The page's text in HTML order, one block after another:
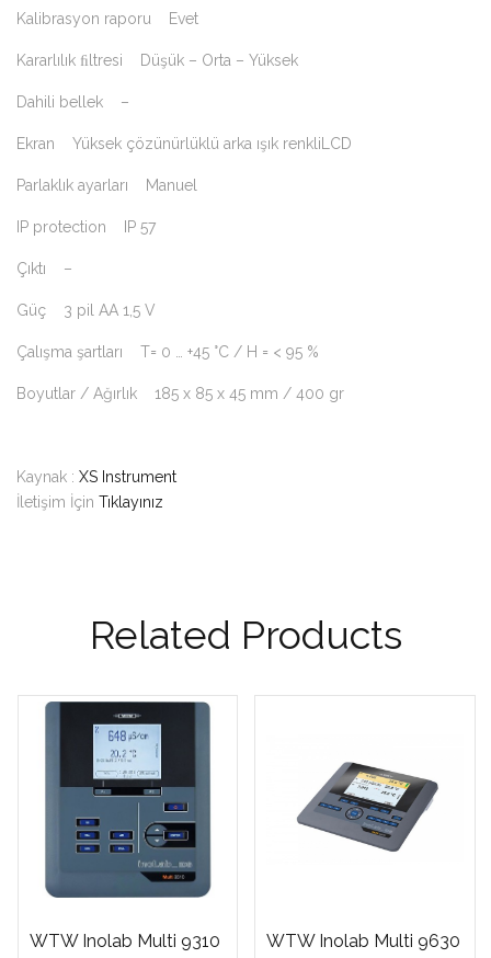
Kalibrasyon raporu Evet
Kararlılık ﬁltresi Düşük – Orta – Yüksek
Dahili bellek –
Ekran Yüksek çözünürlüklü arka ışık renkliLCD
Parlaklık ayarları Manuel
IP protection IP 57
Çıktı –
Güç 3 pil AA 1,5 V
Çalışma şartları T= 0 … +45 °C / H = < 95 %
Boyutlar / Ağırlık 185 x 85 x 45 mm / 400 gr
Kaynak : XS Instrument
İletişim İçin Tıklayınız
Related Products
WTW Inolab Multi 9310
WTW Inolab Multi 9630